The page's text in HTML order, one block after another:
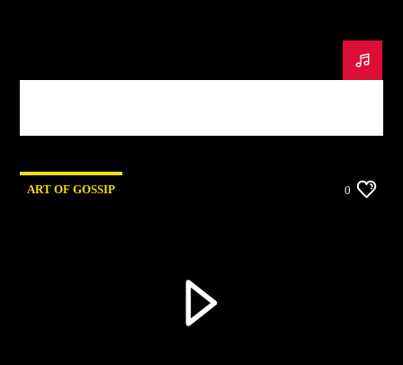
ART OF GOSSIP 0